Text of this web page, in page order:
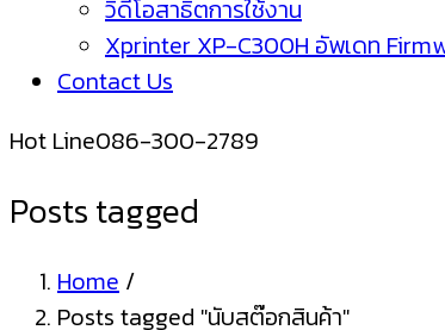
วิดีโอสาธิตการใช้งาน
Xprinter XP-C300H อัพเดท
Contact Us
Hot Line086-300-2789
Posts tagged
Home /
Posts tagged "นับสต๊อกสินค้า"